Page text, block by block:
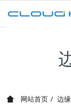
网站首页 边